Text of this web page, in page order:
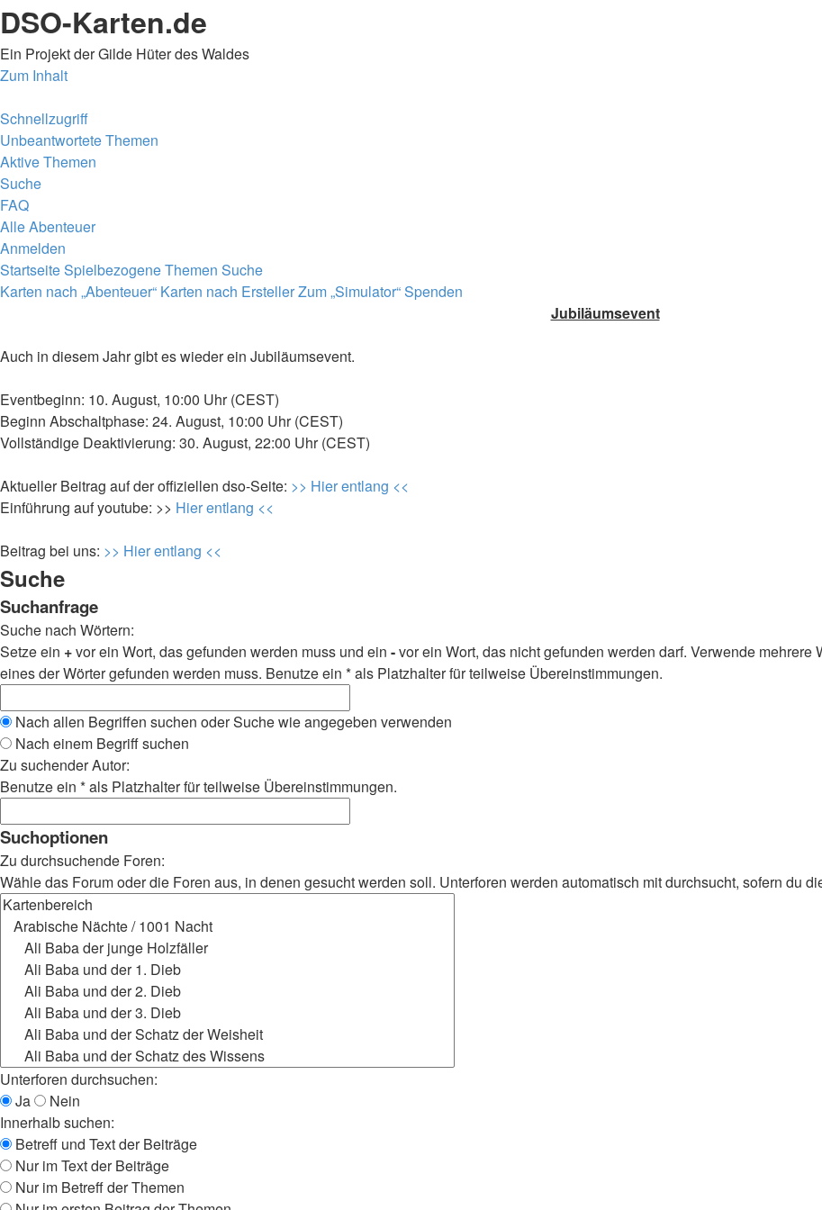
DSO-Karten.de
Ein Projekt der Gilde Hüter des Waldes
Zum Inhalt
Schnellzugriff
Unbeantwortete Themen
Aktive Themen
Suche
FAQ
Alle Abenteuer
Anmelden
StartseiteSpielbezogene Themen Suche
Karten nach „Abenteuer“ Karten nach ErstellerZum „Simulator“Spenden
Jubiläumsevent
Auch in diesem Jahr gibt es wieder ein Jubiläumsevent.
Eventbeginn: 10. August, 10:00 Uhr (CEST)
Beginn Abschaltphase: 24. August, 10:00 Uhr (CEST)
Vollständige Deaktivierung: 30. August, 22:00 Uhr (CEST)
Aktueller Beitrag auf der offiziellen dso-Seite: >> Hier entlang <<
Einführung auf youtube: >> Hier entlang <<
Beitrag bei uns: >> Hier entlang <<
Suche
Suchanfrage
Suche nach Wörtern:
Setze ein +vor ein Wort, das gefunden werden muss und ein -vor ein Wort, das nicht gefunden werden darf. Verwende mehrere
eines der Wörter gefunden werden muss. Benutze ein * als Platzhalter für teilweise Übereinstimmungen.
Nach allen Begriffen suchen oder Suche wie angegeben verwenden
Nach einem Begriff suchen
Zu suchender Autor:
Benutze ein * als Platzhalter für teilweise Übereinstimmungen.
Suchoptionen
Zu durchsuchende Foren:
Wähle das Forum oder die Foren aus, in denen gesucht werden soll. Unterforen werden automatisch mit durchsucht, sofern du
Unterforen durchsuchen:
Ja
Nein
Innerhalb suchen:
Betreff und Text der Beiträge
Nur im Text der Beiträge
Nur im Betreff der Themen